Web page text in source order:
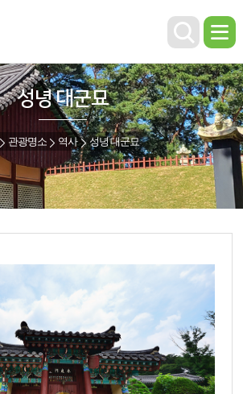
성녕 대군묘
관광명소 역사 성녕 대군묘